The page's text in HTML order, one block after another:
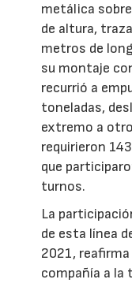
metálica
de altura,
metros de
su montaje
recurrió a
toneladas,
extremo a
requirieron
que
turnos.
La
de esta línea
2021,
compañía a la